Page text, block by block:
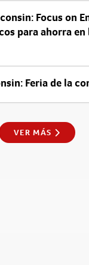
Focus on
para ahorra
Feria de la
VER MÁS